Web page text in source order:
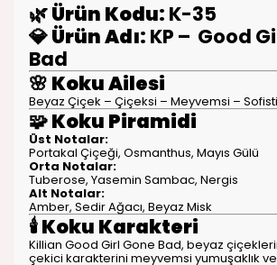
🌿Ürün Kodu: K-35
💎Ürün Adı: KP – Good
Bad
🌸 Koku Ailesi
Beyaz Çiçek – Çiçeksi – Meyvemsi –
🧩Koku Piramidi
Üst Notalar:
Portakal Çiçeği, Osmanthus, Mayıs Gülü
Orta Notalar:
Tuberose, Yasemin Sambac, Nergis
Alt Notalar:
Amber, Sedir Ağacı, Beyaz Misk
🕯️Koku Karakteri
Killian Good Girl Gone Bad, beyaz
çekici karakterini meyvemsi yumuşaklık